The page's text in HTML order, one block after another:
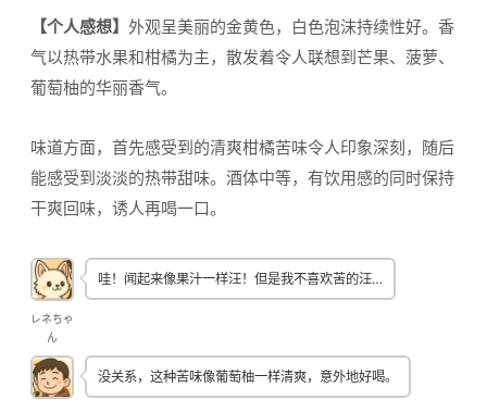
【个人感想】 外观呈美丽的金黄色，白色泡沫持续性好。香
气以热带水果和柑橘为主，散发着令人联想到芒果、菠萝、
葡萄柚的华丽香气。
味道方面，首先感受到的清爽柑橘苦味令人印象深刻，随后
能感受到淡淡的热带甜味。酒体中等，有饮用感的同时保持
干爽回味，诱人再喝一口。
レネちゃ
ん
哇！闻起来像果汁一样汪！但是我不喜欢苦的汪…
没关系，这种苦味像葡萄柚一样清爽，意外地好喝。